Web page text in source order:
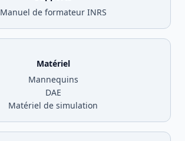
Manuel de formateur INRS
Matériel
Mannequins
DAE
Matériel de simulation